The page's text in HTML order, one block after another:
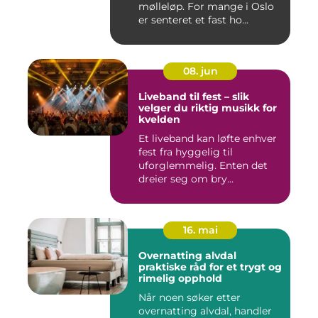
mølleløp. For mange i Oslo
er senteret et fast ho...
08. jun
Liveband til fest – slik
velger du riktig musikk for
kvelden
Et liveband kan løfte enhver
fest fra hyggelig til
uforglemmelig. Enten det
dreier seg om bry...
16. mai
Overnatting alvdal
praktiske råd for et trygt og
rimelig opphold
Når noen søker etter
overnatting alvdal, handler